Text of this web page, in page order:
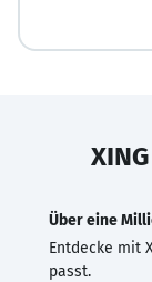
Über eine
Entdecke mit
passt.